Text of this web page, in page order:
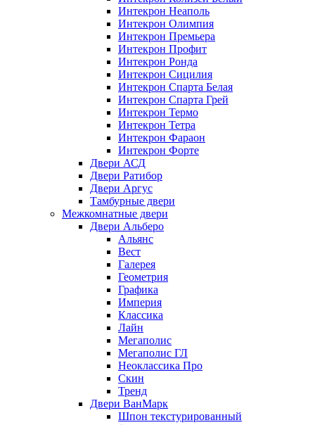
Интекрон Неаполь
Интекрон Олимпия
Интекрон Премьера
Интекрон Профит
Интекрон Ронда
Интекрон Сицилия
Интекрон Спарта Белая
Интекрон Спарта Грей
Интекрон Термо
Интекрон Тетра
Интекрон Фараон
Интекрон Форте
Двери АСД
Двери Ратибор
Двери Аргус
Тамбурные двери
Межкомнатные двери
Двери Альберо
Альянс
Вест
Галерея
Геометрия
Графика
Империя
Классика
Лайн
Мегаполис
Мегаполис ГЛ
Неоклассика Про
Скин
Тренд
Двери ВанМарк
Шпон текстурированный